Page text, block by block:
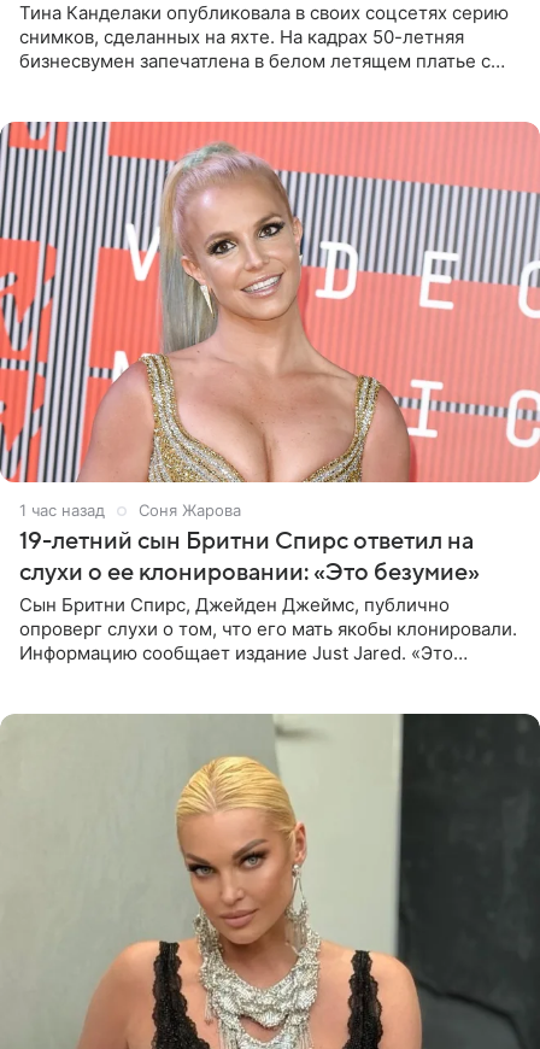
Тина Канделаки опубликовала в своих соцсетях серию
снимков, сделанных на яхте. На кадрах 50-летняя
бизнесвумен запечатлена в белом летящем платье с
1 час назад Соня Жарова
19-летний сын Бритни Спирс ответил на
слухи о ее клонировании: «Это безумие»
Сын Бритни Спирс, Джейден Джеймс, публично
опроверг слухи о том, что его мать якобы клонировали.
Информацию сообщает издание Just Jared. «Это